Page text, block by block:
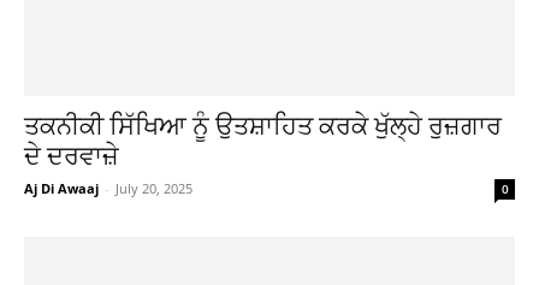
ਤਕਨੀਕੀ ਸਿੱਖਿਆ ਨੂੰ ਉਤਸ਼ਾਹਿਤ ਕਰਕੇ ਖੁੱਲ੍ਹੇ ਰੁਜ਼ਗਾਰ
ਦੇ ਦਰਵਾਜ਼ੇ
Aj Di Awaaj - July 20, 2025 0